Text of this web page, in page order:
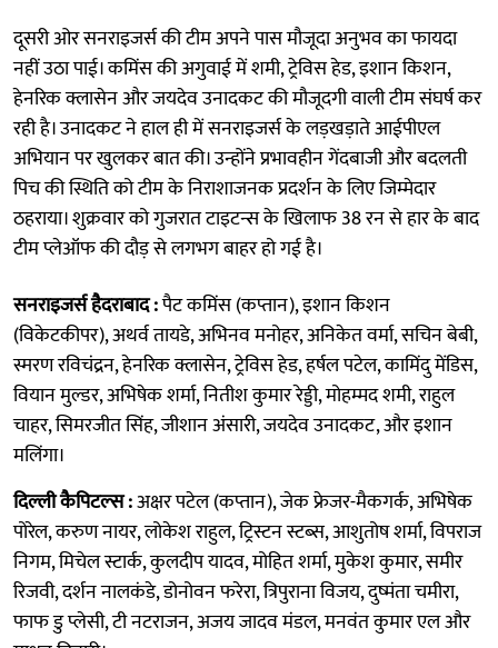
दूसरी ओर सनराइजर्स की टीम अपने पास मौजूदा अनुभव का फायदा
नहीं उठा पाई। कमिंस की अगुवाई में शमी, ट्रेविस हेड, इशान किशन,
हेनरिक क्लासेन और जयदेव उनादकट की मौजूदगी वाली टीम संघर्ष कर
रही है। उनादकट ने हाल ही में सनराइजर्स के लड़खड़ाते आईपीएल
अभियान पर खुलकर बात की। उन्होंने प्रभावहीन गेंदबाजी और बदलती
पिच की स्थिति को टीम के निराशाजनक प्रदर्शन के लिए जिम्मेदार
ठहराया। शुक्रवार को गुजरात टाइटन्स के खिलाफ 38 रन से हार के बाद
टीम प्लेऑफ की दौड़ से लगभग बाहर हो गई है।
सनराइजर्स हैदराबाद :पैट कमिंस (कप्तान), इशान किशन
(विकेटकीपर), अथर्व तायडे, अभिनव मनोहर, अनिकेत वर्मा, सचिन बेबी,
स्मरण रविचंद्रन, हेनरिक क्लासेन, ट्रेविस हेड, हर्षल पटेल, कामिंदु मेंडिस,
वियान मुल्डर, अभिषेक शर्मा, नितीश कुमार रेड्डी, मोहम्मद शमी, राहुल
चाहर, सिमरजीत सिंह, जीशान अंसारी, जयदेव उनादकट, और इशान
मलिंगा।
दिल्ली कैपिटल्स :अक्षर पटेल (कप्तान), जेक फ्रेजर-मैकगर्क, अभिषेक
पोरेल, करुण नायर, लोकेश राहुल, ट्रिस्टन स्टब्स, आशुतोष शर्मा, विपराज
निगम, मिचेल स्टार्क, कुलदीप यादव, मोहित शर्मा, मुकेश कुमार, समीर
रिजवी, दर्शन नालकंडे, डोनोवन फरेरा, त्रिपुराना विजय, दुष्मंता चमीरा,
फाफ डु प्लेसी, टी नटराजन, अजय जादव मंडल, मनवंत कुमार एल और